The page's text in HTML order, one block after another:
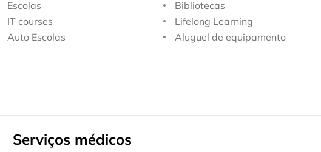
Escolas
Bibliotecas
IT courses
Lifelong Learning
Auto Escolas
Aluguel de equipamento
Serviços médicos